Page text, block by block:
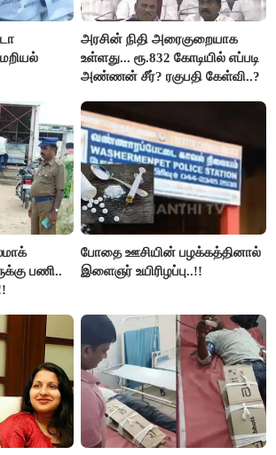
அரசின் நிதி அரைகுறையாக
உள்ளது... ரூ.832 கோடியில் எப்படி
அண்ணன் சீர்? ரகுபதி கேள்வி..?
பணி..
போதை ஊசியின் பழக்கத்தினால்
இளைஞர் உயிரிழப்பு..!!